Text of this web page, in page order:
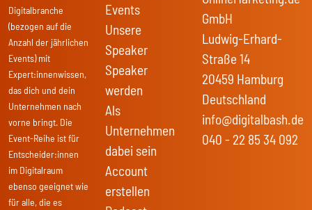
Digitalbranche
(bezogen auf die
Anzahl der jährlichen
Events) mit
Expert:innenwissen,
das dich und dein
Unternehmen nach
vorne bringt. Die
Event-Reihe ist für
Entscheider:innen
im Digitalraum
ebenso geeignet wie
für alle, die es
Events
Unsere
Speaker
Speaker
werden
Als
Unternehmen
dabei sein
Account
erstellen
GmbH
Ludwig-Erhard-
Straße 14
20459 Hamburg
Deutschland
info@digitalbash.de
040 - 22 85 34 092